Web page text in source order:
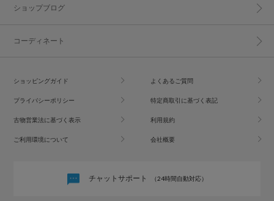
ショップブログ
コーディネート
ショッピングガイド よくあるご質問
プライバシーポリシー 特定商取引に基づく表記
古物営業法に基づく表示 利用規約
ご利用環境について 会社概要
チャットサポート （24時間自動対応）